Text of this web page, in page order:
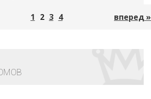
1 2 3 4 вперед »